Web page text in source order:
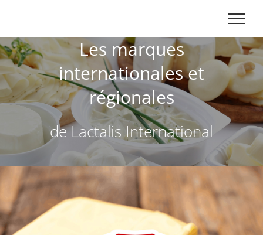
Les marques
internationales et
régionales
de Lactalis International